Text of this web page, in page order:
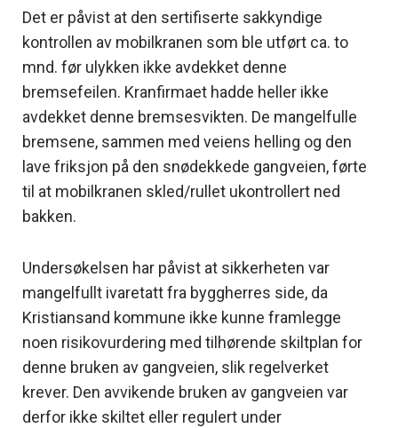
Det er påvist at den sertifiserte sakkyndige
kontrollen av mobilkranen som ble utført ca. to
mnd. før ulykken ikke avdekket denne
bremsefeilen. Kranfirmaet hadde heller ikke
avdekket denne bremsesvikten. De mangelfulle
bremsene, sammen med veiens helling og den
lave friksjon på den snødekkede gangveien, førte
til at mobilkranen skled/rullet ukontrollert ned
bakken.
Undersøkelsen har påvist at sikkerheten var
mangelfullt ivaretatt fra byggherres side, da
Kristiansand kommune ikke kunne framlegge
noen risikovurdering med tilhørende skiltplan for
denne bruken av gangveien, slik regelverket
krever. Den avvikende bruken av gangveien var
derfor ikke skiltet eller regulert under